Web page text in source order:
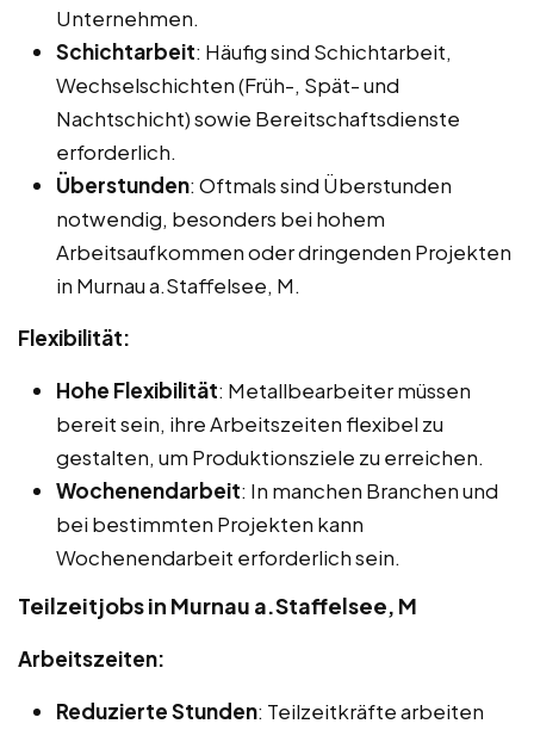
Unternehmen.
Schichtarbeit: Häufig sind Schichtarbeit,
Wechselschichten (Früh-, Spät- und
Nachtschicht) sowie Bereitschaftsdienste
erforderlich.
Überstunden: Oftmals sind Überstunden
notwendig, besonders bei hohem
Arbeitsaufkommen oder dringenden Projekten
in Murnau a.Staffelsee, M.
Flexibilität:
Hohe Flexibilität: Metallbearbeiter müssen
bereit sein, ihre Arbeitszeiten flexibel zu
gestalten, um Produktionsziele zu erreichen.
Wochenendarbeit: In manchen Branchen und
bei bestimmten Projekten kann
Wochenendarbeit erforderlich sein.
Teilzeitjobs in Murnau a.Staffelsee, M
Arbeitszeiten:
Reduzierte Stunden: Teilzeitkräfte arbeiten